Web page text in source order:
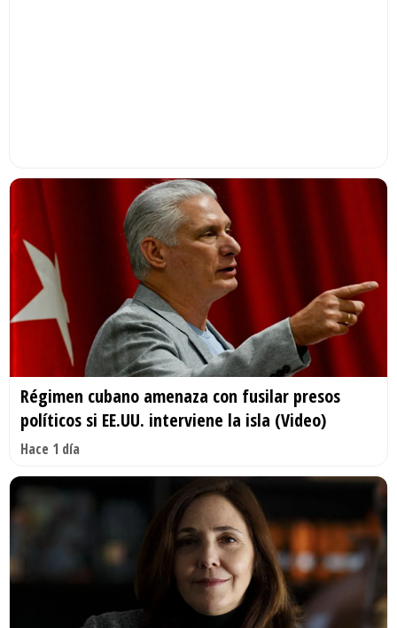
Régimen cubano amenaza con fusilar presos
políticos si EE.UU. interviene la isla (Video)
Hace 1 día